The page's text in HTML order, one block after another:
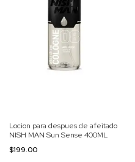
Locion para despues de afeitado
NISH MAN Sun Sense 400ML
$199.00